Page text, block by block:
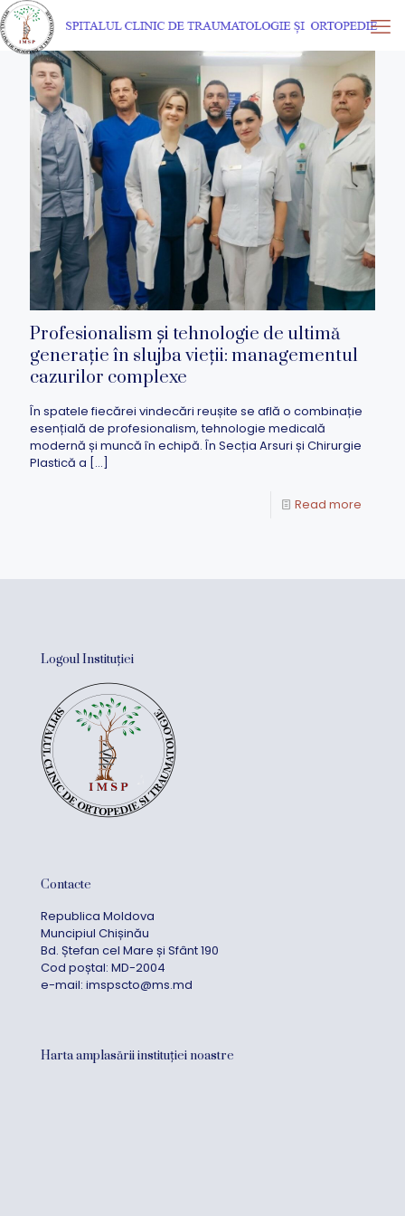
Profesionalism și tehnologie de ultimă
generație în slujba vieții: managementul
cazurilor complexe
În spatele fiecărei vindecări reușite se află o combinație
esențială de profesionalism, tehnologie medicală
modernă și muncă în echipă. În Secția Arsuri și Chirurgie
Plastică a […]
Read more
Logoul Instituției
Contacte
Republica Moldova
Muncipiul Chișinău
Bd. Ștefan cel Mare și Sfânt 190
Cod poștal: MD-2004
e-mail: imspscto@ms.md
Harta amplasării instituției noastre